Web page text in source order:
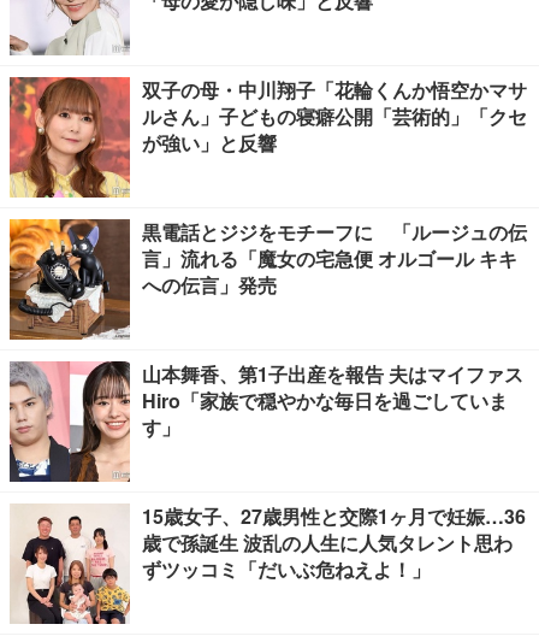
双子の母・中川翔子「花輪くんか悟空かマサ
ルさん」子どもの寝癖公開「芸術的」「クセ
が強い」と反響
黒電話とジジをモチーフに 「ルージュの伝
言」流れる「魔女の宅急便 オルゴール キキ
への伝言」発売
山本舞香、第1子出産を報告 夫はマイファス
Hiro「家族で穏やかな毎日を過ごしていま
す」
15歳女子、27歳男性と交際1ヶ月で妊娠…36
歳で孫誕生 波乱の人生に人気タレント思わ
ずツッコミ「だいぶ危ねえよ！」